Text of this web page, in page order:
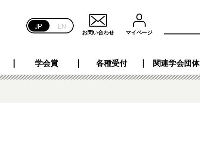
JP EN
お問い合わせ マイページ
学会賞 各種受付 関連学会団体